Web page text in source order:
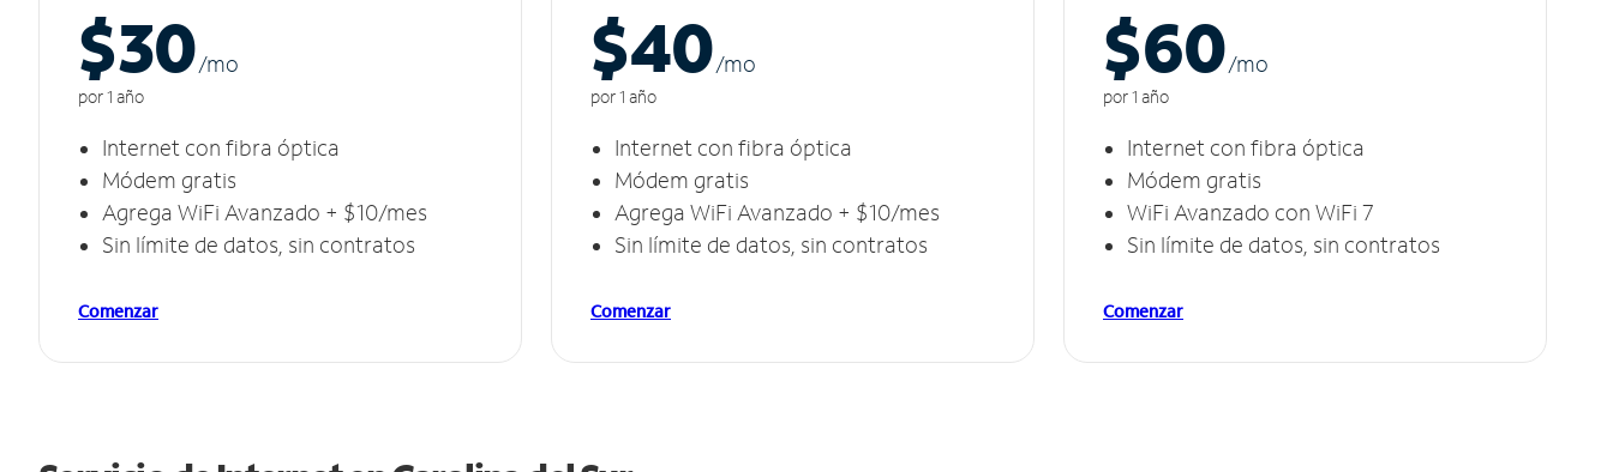
$30/mo
por 1 año
Internet con fibra óptica
Módem gratis
Agrega WiFi Avanzado + $10/mes
Sin límite de datos, sin contratos
Comenzar
$40/mo
por 1 año
Internet con fibra óptica
Módem gratis
Agrega WiFi Avanzado + $10/mes
Sin límite de datos, sin contratos
Comenzar
$60/mo
por 1 año
Internet con fibra óptica
Módem gratis
WiFi Avanzado con WiFi 7
Sin límite de datos, sin contratos
Comenzar